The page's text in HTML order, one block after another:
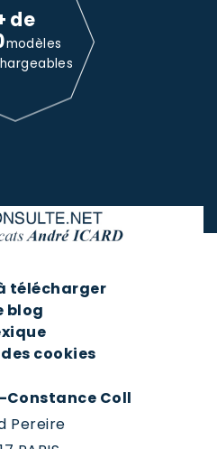
de
modèles
télécharger
blog
cookies
Coll
Pereire